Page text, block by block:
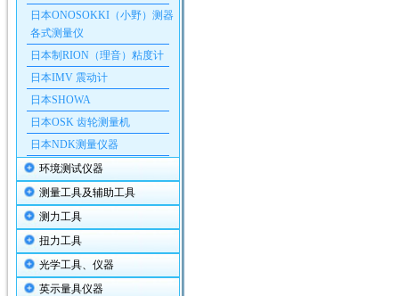
日本ONOSOKKI（小野）测器
各式测量仪
日本制RION（理音）粘度计
日本IMV 震动计
日本SHOWA
日本OSK 齿轮测量机
日本NDK测量仪器
环境测试仪器
测量工具及辅助工具
测力工具
扭力工具
光学工具、仪器
英示量具仪器